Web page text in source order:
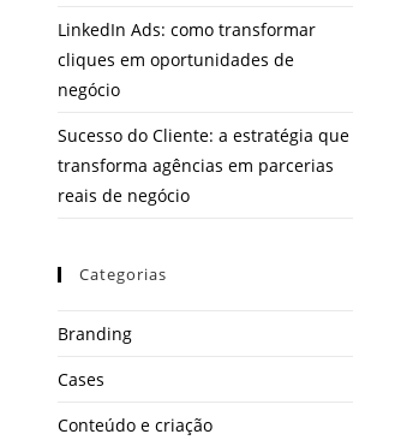
LinkedIn Ads: como transformar
cliques em oportunidades de
negócio
Sucesso do Cliente: a estratégia que
transforma agências em parcerias
reais de negócio
Categorias
Branding
Cases
Conteúdo e criação